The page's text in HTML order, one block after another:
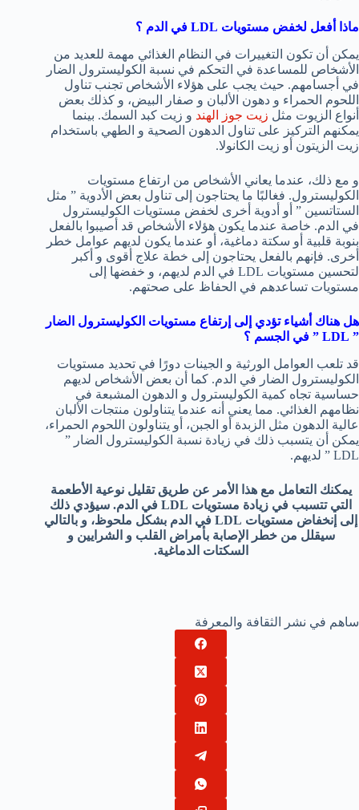
ماذا أفعل لخفض مستويات LDL في الدم ؟
يمكن أن تكون التغييرات في النظام الغذائي مهمة للعديد من
الأشخاص للمساعدة في التحكم في نسبة الكوليسترول الضار
في أجسامهم. حيث يجب على هؤلاء الأشخاص تجنب تناول
اللحوم الحمراء و دهون الألبان و صفار البيض، و كذلك بعض
أنواع الزيوت مثل زيت جوز الهند و زيت كبد السمك. بينما
يمكنهم التركيز على تناول الدهون الصحية و الطهي باستخدام
زيت الزيتون أو زيت الكانولا.
و مع ذلك، عندما يعاني الأشخاص من ارتفاع مستويات
الكوليسترول. فغالبًا ما يحتاجون إلى تناول بعض الأدوية ” مثل
الستاتسين ” أو أدوية أخرى لخفض مستويات الكوليسترول
في الدم. خاصة عندما يكون هؤلاء الأشخاص قد أصيبوا بالفعل
بنوبة قلبية أو سكتة دماغية، أو عندما يكون لديهم عوامل خطر
أخرى. فإنهم بالفعل يحتاجون إلى خطة علاج أقوى و أكبر
لتحسين مستويات LDL في الدم لديهم، و خفضها إلى
مستويات تساعدهم في الحفاظ على صحتهم.
هل هناك أشياء تؤدي إلى إرتفاع مستويات الكوليسترول الضار
”
LDL ” في الجسم ؟
قد تلعب العوامل الورثية و الجينات دورًا في تحديد مستويات
الكوليسترول الضار في الدم. كما أن بعض الأشخاص لديهم
حساسية تجاه كمية الكوليسترول و الدهون المشبعة في
نظامهم الغذائي. مما يعني أنه عندما يتناولون منتجات الألبان
عالية الدهون مثل الزبدة أو الجبن، أو يتناولون اللحوم الحمراء،
يمكن أن يتسبب ذلك في زيادة نسبة الكوليسترول الضار ”
LDL ” لديهم.
يمكنك التعامل مع هذا الأمر عن طريق تقليل نوعية الأطعمة
التي تتسبب في زيادة مستويات LDL في الدم. سيؤدي ذلك
إلى إنخفاض مستويات LDL في الدم بشكل ملحوظ، و بالتالي
سيقلل من خطر الإصابة بأمراض القلب و الشرايين و
السكتات الدماغية.
ساهم في نشر الثقافة والمعرفة